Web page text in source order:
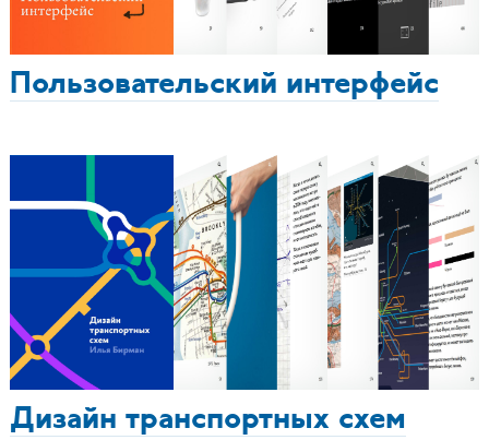
Пользовательский интерфейс
Дизайн транспортных схем